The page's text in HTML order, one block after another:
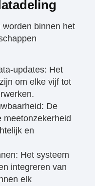
binnen het
updates: Het
om elke vijf tot
De
meetonzekerheid
en
Het systeem
integreren van
elk